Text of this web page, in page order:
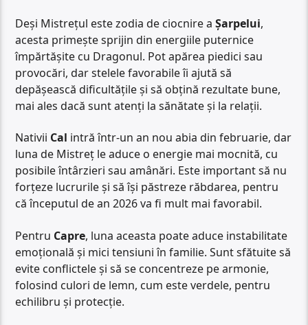
Deși Mistrețul este zodia de ciocnire aȘarpelui,
acesta primește sprijin din energiile puternice
împărtășite cu Dragonul. Pot apărea piedici sau
provocări, dar stelele favorabile îi ajută să
depășească dificultățile și să obțină rezultate bune,
mai ales dacă sunt atenți la sănătate și la relații.
Nativii Cal intră într-un an nou abia din februarie, dar
luna de Mistreț le aduce o energie mai mocnită, cu
posibile întârzieri sau amânări. Este important să nu
forțeze lucrurile și să își păstreze răbdarea, pentru
că începutul de an 2026 va fi mult mai favorabil.
Pentru Capre, luna aceasta poate aduce instabilitate
emoțională și mici tensiuni în familie. Sunt sfătuite să
evite conflictele și să se concentreze pe armonie,
folosind culori de lemn, cum este verdele, pentru
echilibru și protecție.